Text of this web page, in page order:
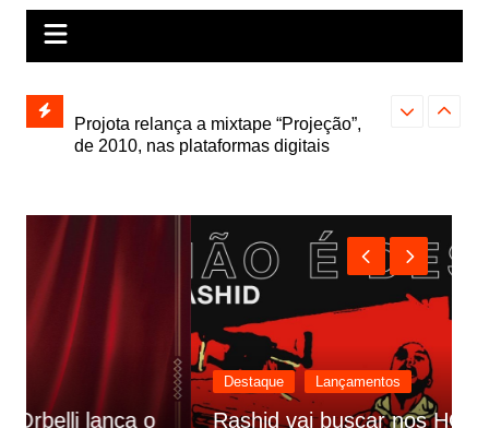
e abre
autoral,
de 2010, nas plataformas digitais
Farofa
Destaque Lançamentos
Rashid vai buscar nos HQs as